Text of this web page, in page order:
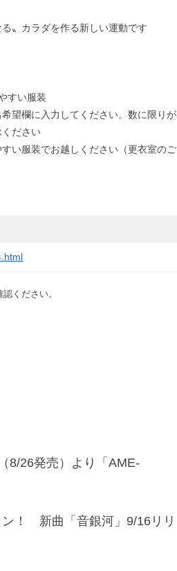
〟カラダを作る新しい運動です
すい服装
望欄に入力してください。数に限りが
ださい
い服装でお越しください（更衣室のご
ください。
8/26発売）より「AME-
ン！ 新曲「音銀河」9/16リリ